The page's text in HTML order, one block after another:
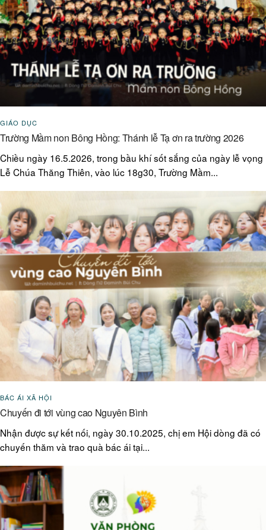
GIÁO DỤC
Trường Mầm non Bông Hồng: Thánh lễ Tạ ơn ra trường 2026
Chiều ngày 16.5.2026, trong bầu khí sốt sắng của ngày lễ vọng
Lễ Chúa Thăng Thiên, vào lúc 18g30, Trường Mầm...
BÁC ÁI XÃ HỘI
Chuyến đi tới vùng cao Nguyên Bình
Nhận được sự kết nối, ngày 30.10.2025, chị em Hội dòng đã có
chuyến thăm và trao quà bác ái tại...